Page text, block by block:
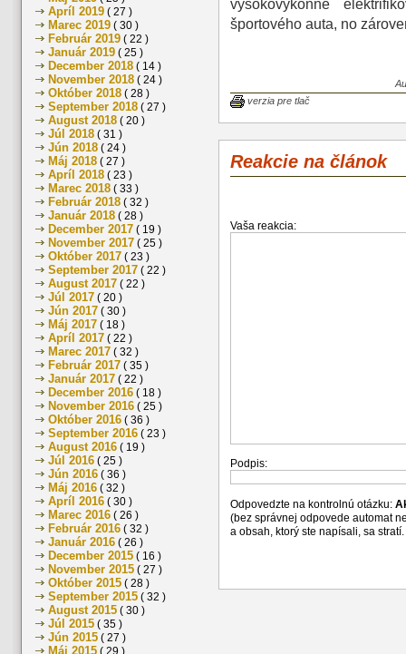
Apríl 2019 ( 27 )
Marec 2019 ( 30 )
Február 2019 ( 22 )
Január 2019 ( 25 )
December 2018 ( 14 )
November 2018 ( 24 )
Október 2018 ( 28 )
September 2018 ( 27 )
August 2018 ( 20 )
Júl 2018 ( 31 )
Jún 2018 ( 24 )
Máj 2018 ( 27 )
Apríl 2018 ( 23 )
Marec 2018 ( 33 )
Február 2018 ( 32 )
Január 2018 ( 28 )
December 2017 ( 19 )
November 2017 ( 25 )
Október 2017 ( 23 )
September 2017 ( 22 )
August 2017 ( 22 )
Júl 2017 ( 20 )
Jún 2017 ( 30 )
Máj 2017 ( 18 )
Apríl 2017 ( 22 )
Marec 2017 ( 32 )
Február 2017 ( 35 )
Január 2017 ( 22 )
December 2016 ( 18 )
November 2016 ( 25 )
Október 2016 ( 36 )
September 2016 ( 23 )
August 2016 ( 19 )
Júl 2016 ( 25 )
Jún 2016 ( 36 )
Máj 2016 ( 32 )
Apríl 2016 ( 30 )
Marec 2016 ( 26 )
Február 2016 ( 32 )
Január 2016 ( 26 )
December 2015 ( 16 )
November 2015 ( 27 )
Október 2015 ( 28 )
September 2015 ( 32 )
August 2015 ( 30 )
Júl 2015 ( 35 )
Jún 2015 ( 27 )
Máj 2015
vysokovýkonné
športového auta, no
verzia pre tlač
Reakcie na článok
Vaša reakcia:
Podpis:
Odpovedzte na kontrolnú otázku:
(bez správnej odpovede automat
a obsah, ktorý ste napísali, sa